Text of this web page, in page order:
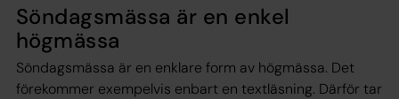
Söndagsmässa är en enkel
högmässa
Söndagsmässa är en enklare form av högmässa. Det
förekommer exempelvis enbart en textläsning. Därför tar